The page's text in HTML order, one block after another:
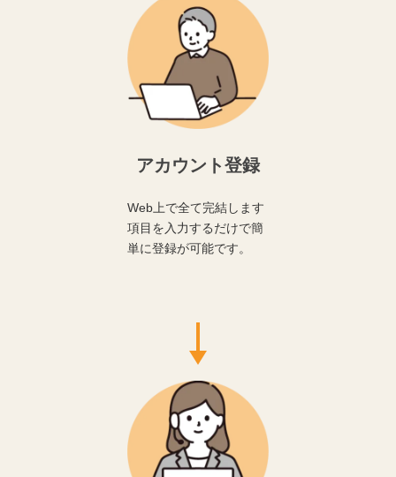
アカウント登録
Web上で全て完結します
項目を入力するだけで簡
単に登録が可能です。